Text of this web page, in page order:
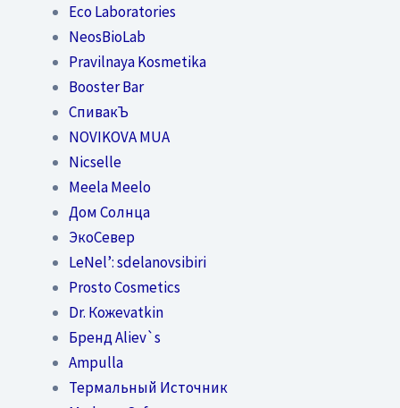
Eco Laboratories
NeosBioLab
Pravilnaya Kosmetika
Booster Bar
СпивакЪ
NOVIKOVA MUA
Nicselle
Meela Meelo
Дом Солнца
ЭкоСевер
LeNel’: sdelanovsibiri
Prosto Cosmetics
Dr. Кожеvatkin
Бренд Aliev`s
Ampulla
Термальный Источник